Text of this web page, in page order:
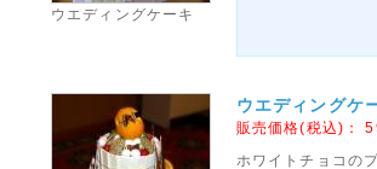
ウエディングケーキ
ウエディング
販売価格(税込)：
ホワイトチョコの